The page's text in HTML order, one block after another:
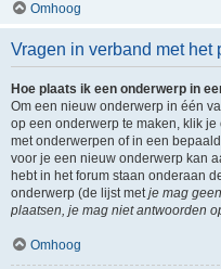
Omhoog
Vragen in verband met het
Hoe plaats ik een onderwerp in
Om een nieuw onderwerp in één
op een onderwerp te maken, klik
met onderwerpen of in een
voor je een nieuw onderwerp kan
hebt in het forum staan onderaan
onderwerp (de lijst metje mag
plaatsen, je mag niet antwoorden
Omhoog